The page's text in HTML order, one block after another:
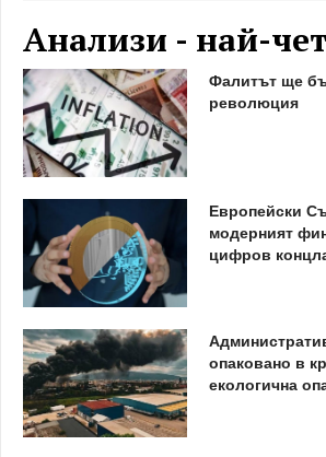
Анализи - най-
Фалитът ще
революция
Европейски
модерният
цифров
опаковано в
екологична